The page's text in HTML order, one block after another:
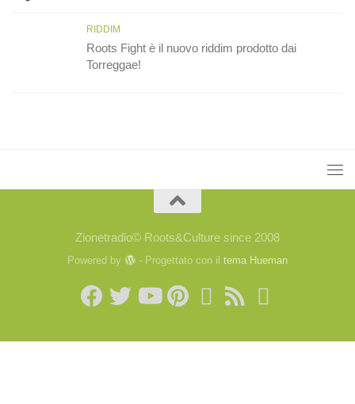
RIDDIM
Roots Fight è il nuovo riddim prodotto dai
Torreggae!
Zionetradio© Roots&Culture since 2008
Powered by - Progettato con il tema Hueman